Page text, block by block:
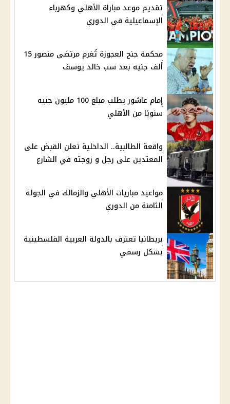
تقديم موعد مباراة الأهلي وكهرباء
الإسماعيلية في الدوري
محكمة جنح العجوزة تُغرم مرتضى منصور 15
ألف جنيه بعد سب خالد يوسف
إمام عاشور يطلب مبلغ 100 مليون جنيه
سنويًا من الأهلي
واقعة الطالبية.. الداخلية تعلن القبض على
المعتدين على رجل و زوجته في الشارع
مواعيد مباريات الأهلي والزمالك في الجولة
الثامنة من الدوري
بريطانيا تعترف بالدولة العربية الفلسطينية
بشكل رسمي